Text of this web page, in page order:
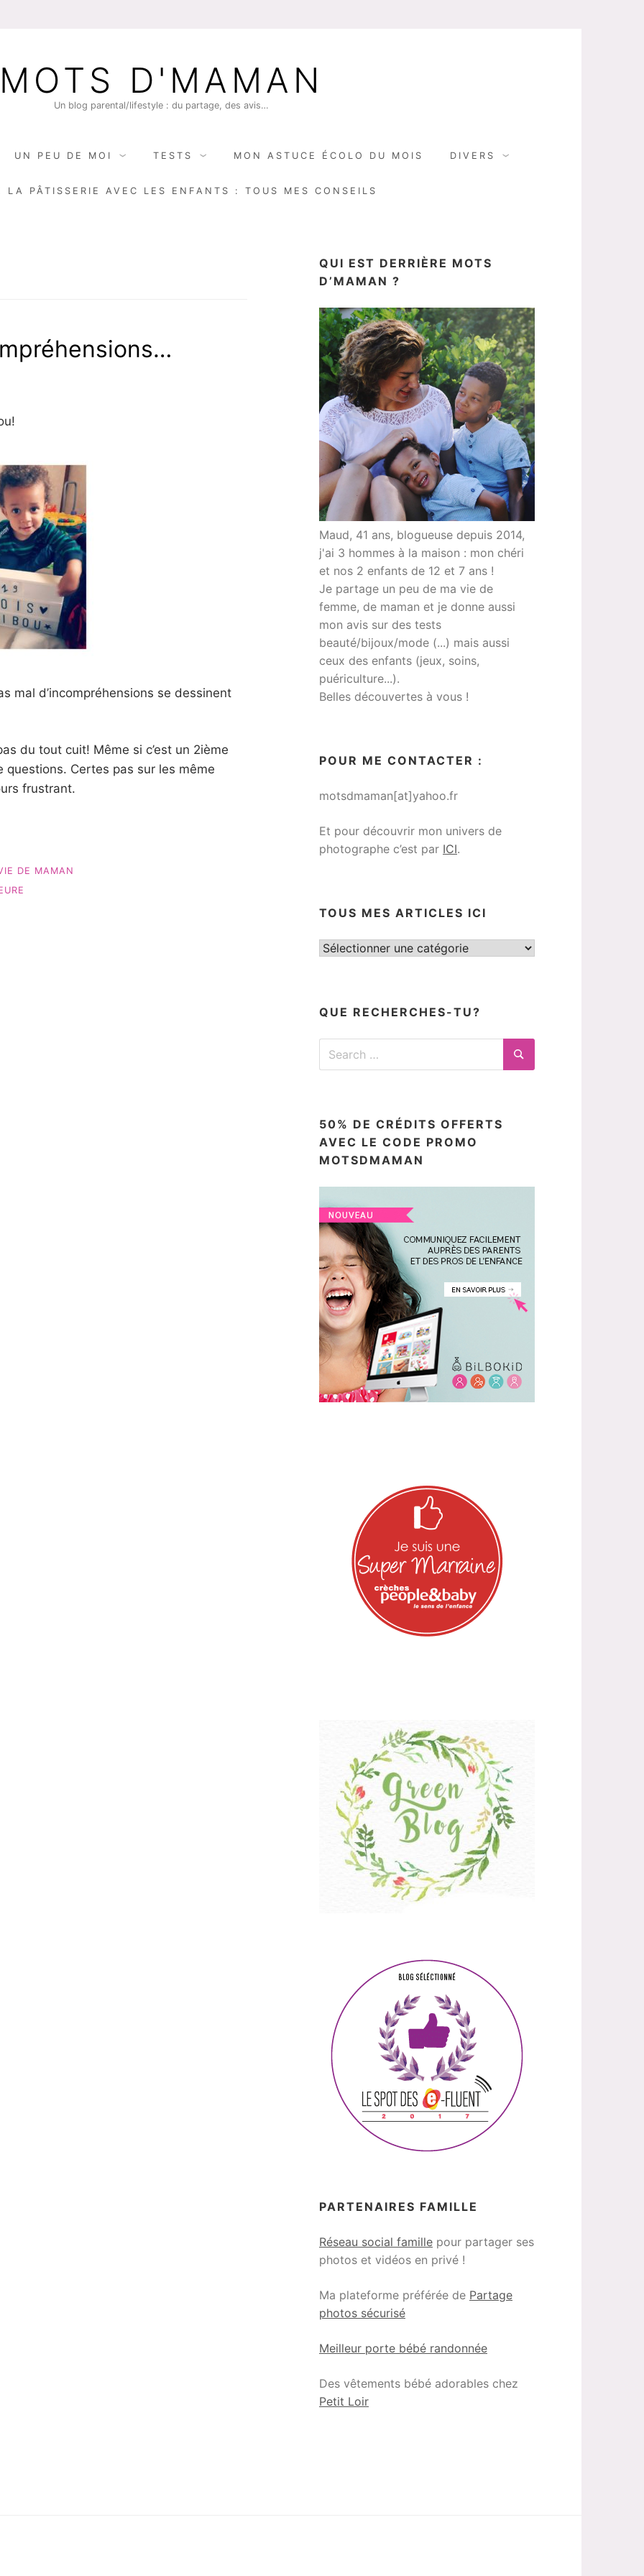
MOTS D'MAMAN
Un blog parental/lifestyle : du partage, des avis…
UN PEU DE MOI TESTS MON ASTUCE ÉCOLO DU MOIS DIVERS
LA PÂTISSERIE AVEC LES ENFANTS : TOUS MES CONSEILS
mal d’incompréhensions se dessinent
du tout cuit! Même si c’est un 2ième
Certes pas sur les même
frustrant.
DE MAMAN
QUI EST DERRIÈRE MOTS
D’MAMAN ?
Maud, 41 ans, blogueuse depuis 2014,
j'ai 3 hommes à la maison : mon chéri
et nos 2 enfants de 12 et 7 ans !
Je partage un peu de ma vie de
femme, de maman et je donne aussi
mon avis sur des tests
beauté/bijoux/mode (...) mais aussi
ceux des enfants (jeux, soins,
puériculture...).
Belles découvertes à vous !
POUR ME CONTACTER :
motsdmaman[at]yahoo.fr
Et pour découvrir mon univers de
photographe c’est par ICI.
TOUS MES ARTICLES ICI
Tous
QUE RECHERCHES-TU?
Search
Search
50% DE CRÉDITS OFFERTS
AVEC LE CODE PROMO
MOTSDMAMAN
PARTENAIRES FAMILLE
Réseau social famille pour partager ses
photos et vidéos en privé !
Ma plateforme préférée de Partage
photos sécurisé
Meilleur porte bébé randonnée
Des vêtements bébé adorables chez
Petit Loir